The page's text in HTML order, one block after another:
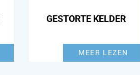
GESTORTE KELDER
MEER LEZEN